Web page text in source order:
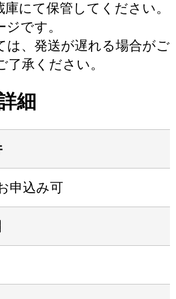
にて保管してください。
です。
、発送が遅れる場合がご
承ください。
細
申込み可